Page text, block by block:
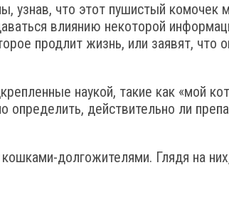
узнав, что этот пушистый
влиянию некоторой
продлит жизнь, или заявят,
наукой, такие как «мой
действительно ли
долгожителями. Глядя на